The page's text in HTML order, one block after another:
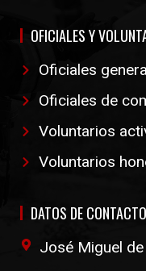
OFICIALES Y
Oficiales
Oficiales de
Voluntarios
Voluntarios
DATOS DE CONTACTO
José Miguel